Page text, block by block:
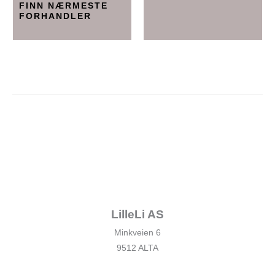
FINN NÆRMESTE
FORHANDLER
LilleLi AS
Minkveien 6
9512 ALTA